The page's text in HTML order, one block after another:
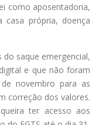
como aposentadoria,
casa própria, doença
do saque emergencial,
e que não foram
novembro para as
correção dos valores.
ter acesso aos